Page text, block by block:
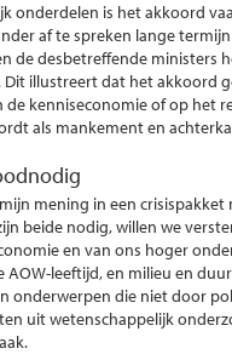
onderdelen is het akkoord
af te spreken lange
de desbetreffende
illustreert dat het akkoord
kenniseconomie of op het
als mankement en
mening in een
beide nodig, willen we
en van ons hoger
leeftijd, en milieu en
onderwerpen die niet door
uit wetenschappelijk